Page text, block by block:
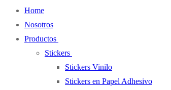
Home
Nosotros
Productos
Stickers
Stickers Vinilo
Stickers en Papel Adhesivo